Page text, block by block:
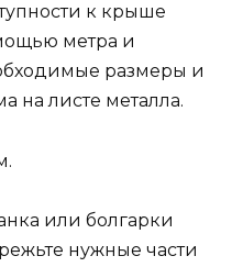
к крыше
метра и
размеры и
на листе металла.
или болгарки
нужные части